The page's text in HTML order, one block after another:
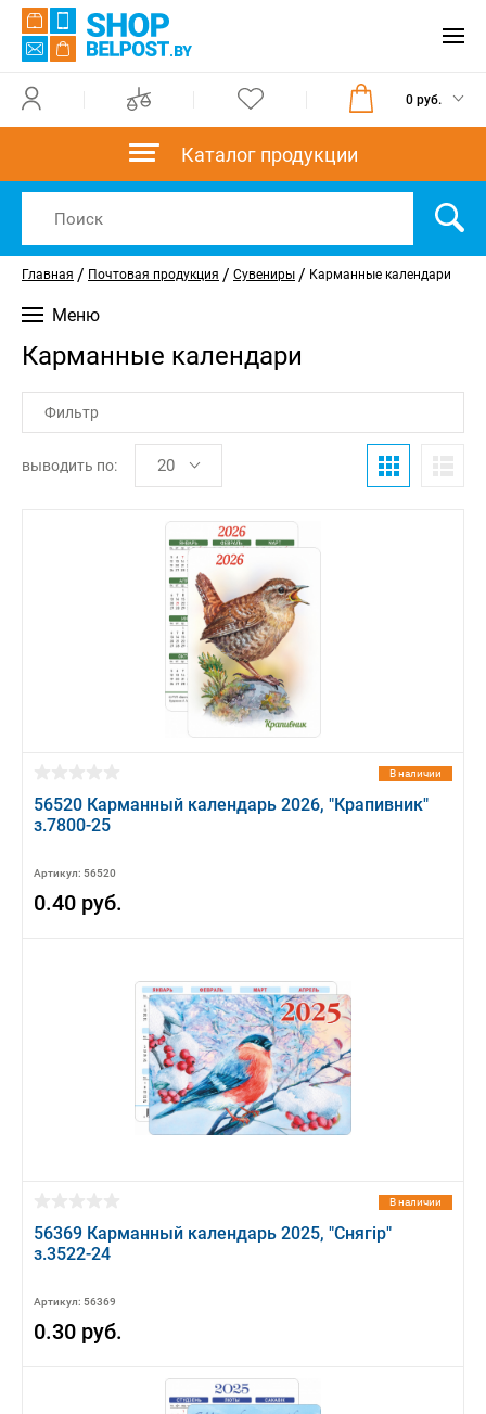
0 руб.
Каталог продукции
Главная / Почтовая продукция / Сувениры / Карманные календари
Меню
Карманные календари
Фильтр
выводить по:
В наличии
56520 Карманный календарь 2026, "Крапивник"
з.7800-25
Артикул: 56520
0.40 руб.
В наличии
56369 Карманный календарь 2025, "Снягiр"
з.3522-24
Артикул: 56369
0.30 руб.